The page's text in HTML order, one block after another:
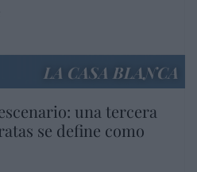
LA CASA BLANCA
una tercera
se define como